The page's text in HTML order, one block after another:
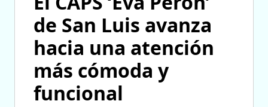
de San Luis avanza
hacia una atención
más cómoda y
funcional